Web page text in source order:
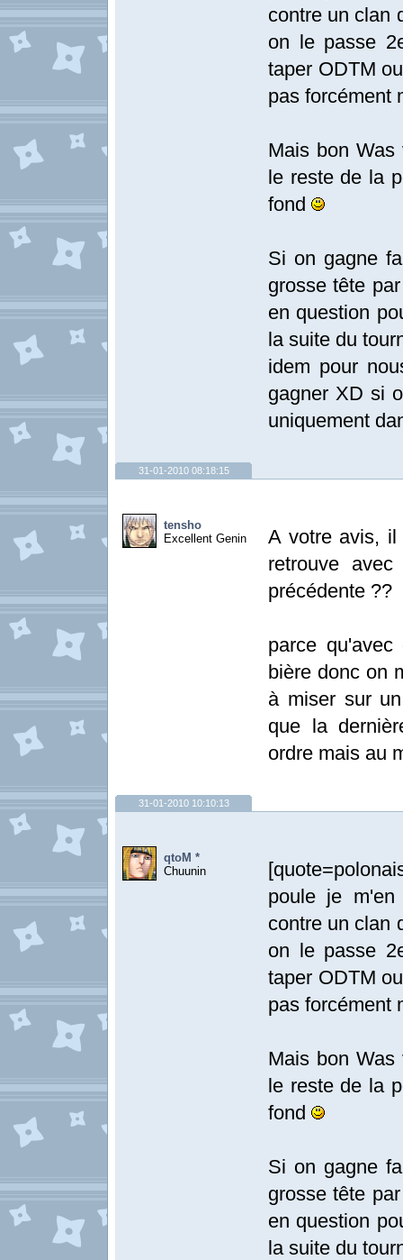
contre un clan
on le passe
taper ODTM
pas forcément
Mais bon
le reste de la
fond
Si on gagne
grosse tête
en question
la suite du
idem pour
gagner XD si
uniquement
31-01-2010 08:18:15
tensho
Excellent Genin
A votre avis, il
retrouve
précédente ??
parce
bière donc on
à miser sur
que la
ordre mais au
31-01-2010 10:10:13
qtoM *
Chuunin
poule je
contre un clan
on le passe
taper ODTM
pas forcément
Mais bon
le reste de la
fond
Si on gagne
grosse tête
en question
la suite du